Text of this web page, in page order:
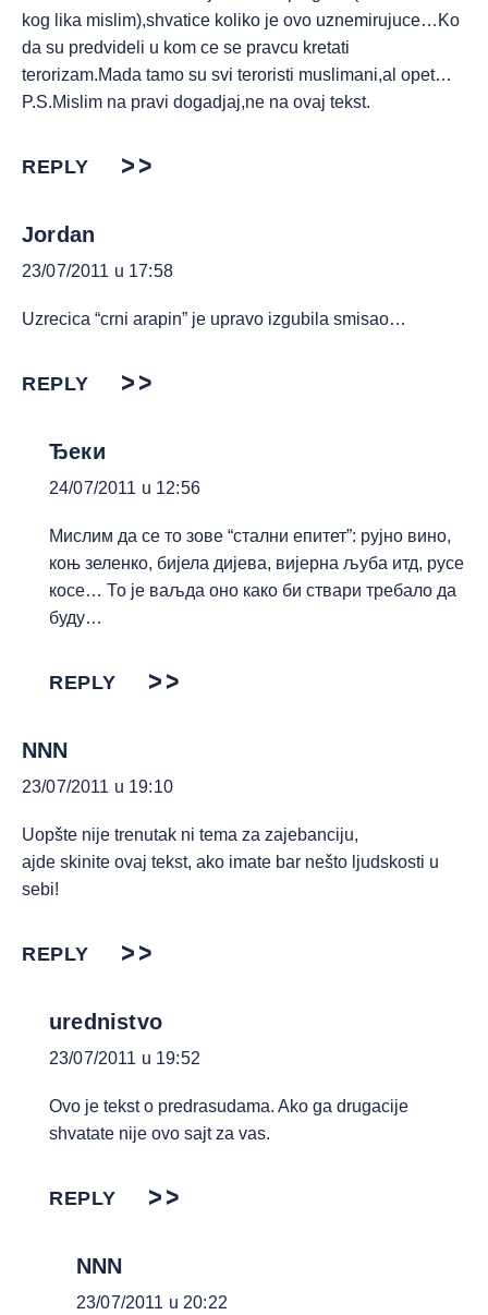
kog lika mislim),shvatice koliko je ovo uznemirujuce…Ko
da su predvideli u kom ce se pravcu kretati
terorizam.Mada tamo su svi teroristi muslimani,al opet…
P.S.Mislim na pravi dogadjaj,ne na ovaj tekst.
REPLY
Jordan
23/07/2011 u 17:58
Uzrecica “crni arapin” je upravo izgubila smisao…
REPLY
Ђеки
24/07/2011 u 12:56
Мислим да се то зове “стални епитет”: рујно вино,
коњ зеленко, бијела дијева, вијерна љуба итд, русе
косе… То је ваљда оно како би ствари требало да
буду…
REPLY
NNN
23/07/2011 u 19:10
Uopšte nije trenutak ni tema za zajebanciju,
ajde skinite ovaj tekst, ako imate bar nešto ljudskosti u
sebi!
REPLY
urednistvo
23/07/2011 u 19:52
Ovo je tekst o predrasudama. Ako ga drugacije
shvatate nije ovo sajt za vas.
REPLY
NNN
23/07/2011 u 20:22